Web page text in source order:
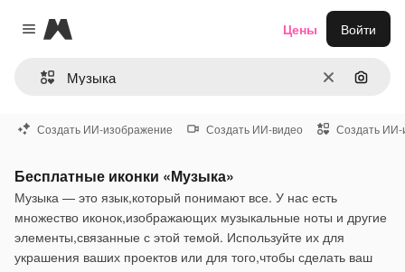
Close menu
Magnific
ОчиститьПоиск
Цены Войти
Создать ИИ-изображение Создать ИИ-видео Создать ИИ-
Бесплатные иконки «Музыка»
Музыка — это язык,который понимают все. У нас есть
множество иконок,изображающих музыкальные ноты и другие
элементы,связанные с этой темой. Используйте их для
украшения ваших проектов или для того,чтобы сделать ваш